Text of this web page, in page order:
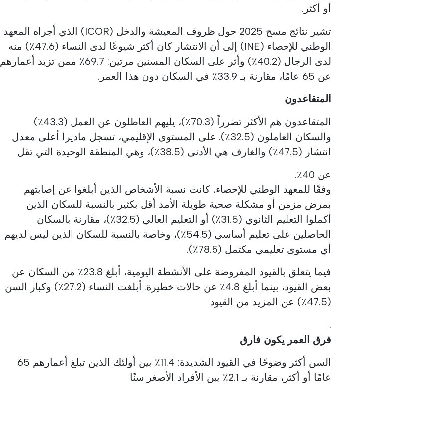
أو أكثر.
تشير نتائج مسح 2025 حول ظروف المعيشة والدخل (ICOR) الذي أجراه المعهد
الوطني للإحصاء (INE) إلى أن الانتشار كان أكثر شيوعًا لدى النساء (47.6٪) منه
لدى الرجال (40.2٪) وأثر على السكان المسنين مرتين: 69.7٪ ممن تزيد أعمارهم
عن 65 عامًا، مقارنة بـ 33.9٪ في السكان دون هذا العمر.
المتقاعدون
المتقاعدون هم الأكثر تضرراً (70.3٪)، يليهم العاطلون عن العمل (43.3٪)
والسكان العاملون (32.5٪). على المستوى الإقليمي، تسجل ماديرا أعلى معدل
انتشار (47.5٪) والغارف هي الأدنى (38.5٪)، وهي المنطقة الوحيدة التي تقل
عن 40٪.
وفقًا للمعهد الوطني للإحصاء، كانت نسبة الأشخاص الذين أبلغوا عن إصابتهم
بمرض مزمن أو مشكلة صحية طويلة الأمد أقل بكثير بالنسبة للسكان الذين
أكملوا التعليم الثانوي (31.5٪) أو التعليم العالي (32.5٪)، مقارنة بالسكان
الحاصلين على تعليم أساسي (54.5٪)، وخاصة بالنسبة للسكان الذين ليس لديهم
أي مستوى تعليمي مكتمل (78.5٪).
فيما يتعلق بالقيود المفروضة على الأنشطة اليومية، أبلغ 23.8٪ من السكان عن
بعض القيود، بينما أبلغ 4.8٪ عن حالات خطيرة. أبلغت النساء (27.2٪) وكبار السن
(47.5٪) عن المزيد من القيود
.
فرق العمر يكون فارق
السن أكثر وضوحًا في القيود الشديدة: 11.4٪ بين أولئك الذين تبلغ أعمارهم 65
عامًا أو أكثر، مقارنة بـ 2.1٪ بين الأفراد الأصغر سنًا